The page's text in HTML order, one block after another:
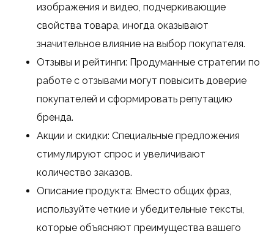
изображения и видео, подчеркивающие
свойства товара, иногда оказывают
значительное влияние на выбор покупателя.
Отзывы и рейтинги: Продуманные стратегии по
работе с отзывами могут повысить доверие
покупателей и сформировать репутацию
бренда.
Акции и скидки: Специальные предложения
стимулируют спрос и увеличивают
количество заказов.
Описание продукта: Вместо общих фраз,
используйте четкие и убедительные тексты,
которые объясняют преимущества вашего